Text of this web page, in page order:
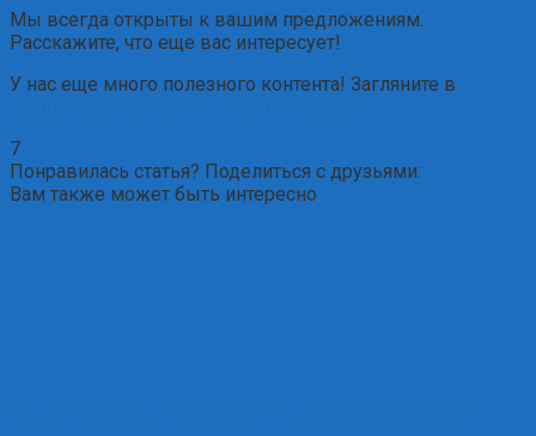
Мы всегда открыты к вашим предложениям.
Расскажите, что еще вас интересует!
У нас еще много полезного контента! Загляните в
7
Понравилась статья? Поделиться с друзьями:
Вам также может быть интересно